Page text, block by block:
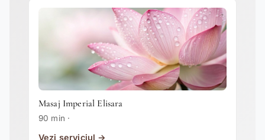
Masaj Imperial Elisara
90 min ·
Vezi serviciul →